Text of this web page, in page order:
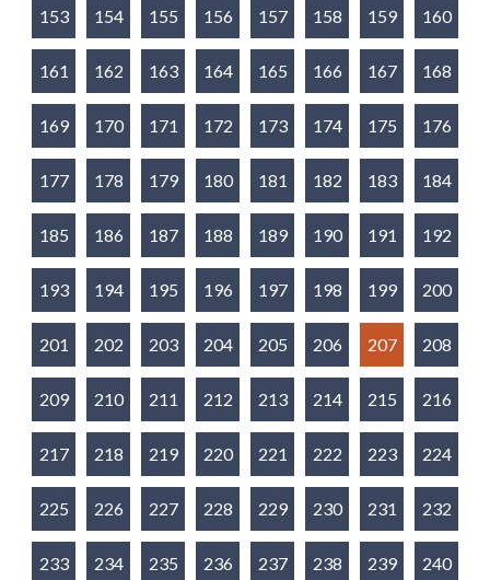
153 154 155 156 157 158 159 160
161 162 163 164 165 166 167 168
169 170 171 172 173 174 175 176
177 178 179 180 181 182 183 184
185 186 187 188 189 190 191 192
193 194 195 196 197 198 199 200
201 202 203 204 205 206 207 208
209 210 211 212 213 214 215 216
217 218 219 220 221 222 223 224
225 226 227 228 229 230 231 232
233 234 235 236 237 238 239 240